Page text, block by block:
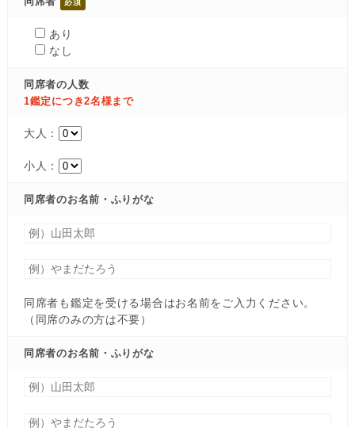
あり
なし
同席者の人数
1鑑定につき2名様まで
大人：
小人：
同席者のお名前・ふりがな
同席者も鑑定を受ける場合はお名前をご入力ください。
（同席のみの方は不要）
同席者のお名前・ふりがな